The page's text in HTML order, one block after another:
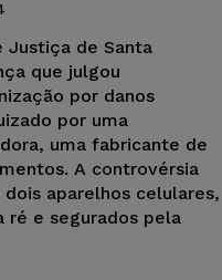
Justiça de Santa
que julgou
por danos
por uma
uma fabricante de
A controvérsia
aparelhos celulares,
ré e segurados pela